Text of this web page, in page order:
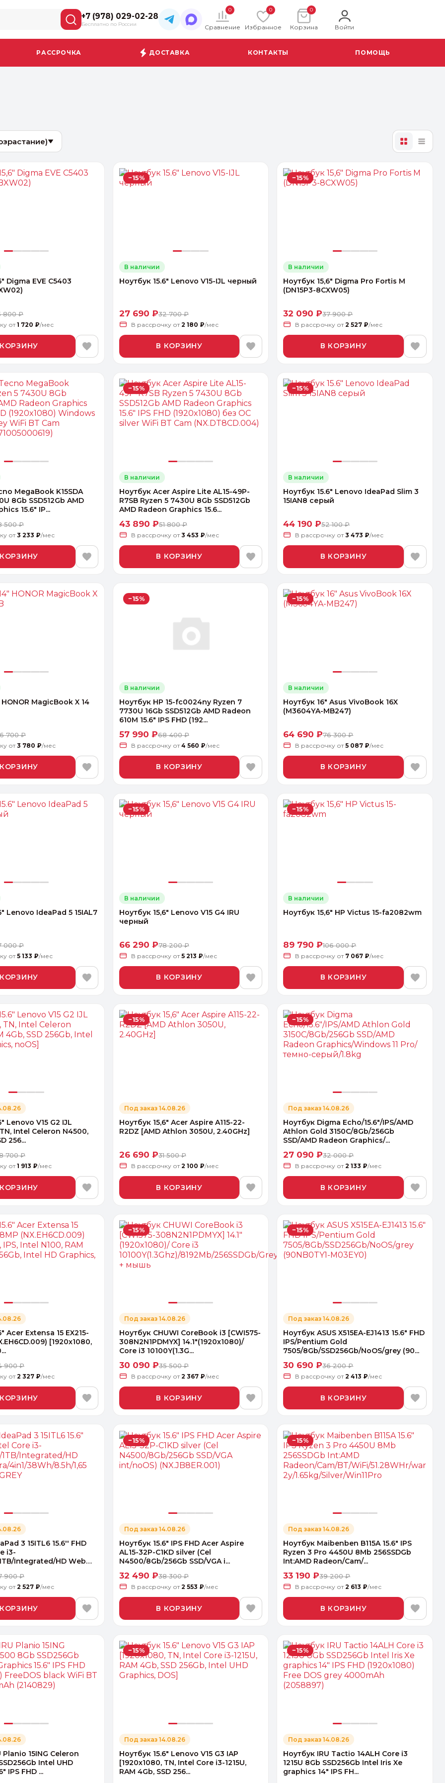
+7 (978) 029-02-28
Бесплатно по России
0
Сравнение
0
Избранное
0
Корзина Войти
РАССРОЧКА ДОСТАВКА КОНТАКТЫ ПОМОЩЬ
выборОт 20000 ₽
Digma EVE C5403
800 ₽
от1 720 ₽/мес
−15%
В наличии
Ноутбук 15.6" Lenovo V15-IJL черный
27 690 ₽32 700 ₽
В рассрочку от2 180 ₽/мес
В КОРЗИНУ
−15%
В наличии
Ноутбук 15,6" Digma Pro Fortis M
(DN15P3-8CXW05)
32 090 ₽37 900 ₽
В рассрочку от2 527 ₽/мес
В КОРЗИНУ
MegaBook K15SDA
8Gb SSD512Gb AMD
15.6" IP...
500 ₽
от3 233 ₽/мес
−15%
В наличии
Ноутбук Acer Aspire Lite AL15-49P-
R7SB Ryzen 5 7430U 8Gb SSD512Gb
AMD Radeon Graphics 15.6...
43 890 ₽51 800 ₽
В рассрочку от3 453 ₽/мес
В КОРЗИНУ
−15%
В наличии
Ноутбук 15.6" Lenovo IdeaPad Slim 3
15IAN8 серый
44 190 ₽52 100 ₽
В рассрочку от3 473 ₽/мес
В КОРЗИНУ
MagicBook X 14
700 ₽
от3 780 ₽/мес
−15%
В наличии
Ноутбук HP 15-fc0024ny Ryzen 7
7730U 16Gb SSD512Gb AMD Radeon
610M 15.6" IPS FHD (192...
57 990 ₽68 400 ₽
В рассрочку от4 560 ₽/мес
В КОРЗИНУ
−15%
В наличии
Ноутбук 16" Asus VivoBook 16X
(M3604YA-MB247)
64 690 ₽76 300 ₽
В рассрочку от5 087 ₽/мес
В КОРЗИНУ
Lenovo IdeaPad 5 15IAL7
000 ₽
от5 133 ₽/мес
−15%
В наличии
Ноутбук 15,6" Lenovo V15 G4 IRU
черный
66 290 ₽78 200 ₽
В рассрочку от5 213 ₽/мес
В КОРЗИНУ
−15%
В наличии
Ноутбук 15,6" HP Victus 15-fa2082wm
89 790 ₽106 000 ₽
В рассрочку от 7 067 ₽/мес
В КОРЗИНУ
Lenovo V15 G2 IJL
Intel Celeron N4500,
256...
700 ₽
от1 913 ₽/мес
−15%
Под заказ 14.08.26
Ноутбук 15,6" Acer Aspire A115-22-
R2DZ [AMD Athlon 3050U, 2.40GHz]
26 690 ₽31 500 ₽
В рассрочку от2 100 ₽/мес
В КОРЗИНУ
−15%
Под заказ 14.08.26
Ноутбук Digma Echo/15.6"/IPS/AMD
Athlon Gold 3150C/8Gb/256Gb
SSD/AMD Radeon Graphics/...
27 090 ₽32 000 ₽
В рассрочку от2 133 ₽/мес
В КОРЗИНУ
Acer Extensa 15 EX215-
[1920x1080,
900 ₽
от2 327 ₽/мес
−15%
Под заказ 14.08.26
Ноутбук CHUWI CoreBook i3 [CWI575-
308N2N1PDMYX] 14.1"(1920x1080)/
Core i3 10100Y(1.3G...
30 090 ₽35 500 ₽
В рассрочку от2 367 ₽/мес
В КОРЗИНУ
−15%
Под заказ 14.08.26
Ноутбук ASUS X515EA-EJ1413 15.6" FHD
IPS/Pentium Gold
7505/8Gb/SSD256Gb/NoOS/grey (90...
30 690 ₽36 200 ₽
В рассрочку от2 413 ₽/мес
В КОРЗИНУ
3 15ITL6 15.6'' FHD
i3-
1TB/Integrated/HD Web
900 ₽
от2 527 ₽/мес
−15%
Под заказ 14.08.26
Ноутбук 15.6" IPS FHD Acer Aspire
AL15-32P-C1KD silver (Cel
N4500/8Gb/256Gb SSD/VGA i...
32 490 ₽38 300 ₽
В рассрочку от2 553 ₽/мес
В КОРЗИНУ
−15%
Под заказ 14.08.26
Ноутбук Maibenben B115A 15.6" IPS
Ryzen 3 Pro 4450U 8Mb 256SSDGb
Int:AMD Radeon/Cam/...
33 190 ₽39 200 ₽
В рассрочку от2 613 ₽/мес
В КОРЗИНУ
Planio 15ING Celeron
Intel UHD
IPS FHD ...
−15%
Под заказ 14.08.26
Ноутбук 15.6" Lenovo V15 G3 IAP
[1920x1080, TN, Intel Core i3-1215U,
RAM 4Gb, SSD 256...
−15%
Под заказ 14.08.26
Ноутбук IRU Tactio 14ALH Core i3
1215U 8Gb SSD256Gb Intel Iris Xe
graphics 14" IPS FH...